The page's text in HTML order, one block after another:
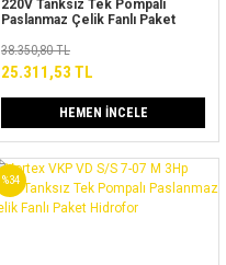
220V Tanksız Tek Pompalı
Paslanmaz Çelik Fanlı Paket
38.350,80 TL
25.311,53 TL
HEMEN İNCELE
%34